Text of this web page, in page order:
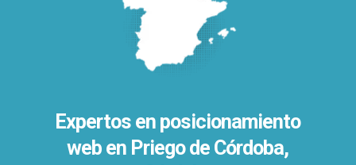
Expertos en posicionamiento
web en Priego de Córdoba,